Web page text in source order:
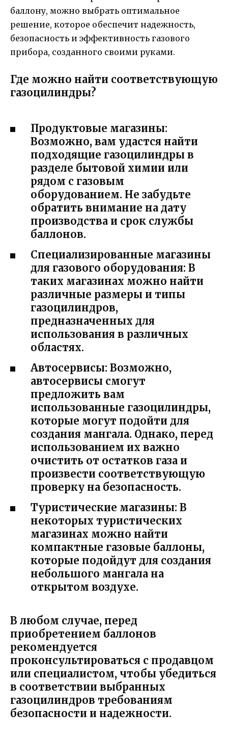
баллону, можно выбрать оптимальное
решение, которое обеспечит надежность,
безопасность и эффективность газового
прибора, созданного своими руками.
Где можно найти соответствующую
газоцилиндры?
Продуктовые магазины:
Возможно, вам удастся найти
подходящие газоцилиндры в
разделе бытовой химии или
рядом с газовым
оборудованием. Не забудьте
обратить внимание на дату
производства и срок службы
баллонов.
Специализированные магазины
для газового оборудования: В
таких магазинах можно найти
различные размеры и типы
газоцилиндров,
предназначенных для
использования в различных
областях.
Автосервисы: Возможно,
автосервисы смогут
предложить вам
использованные газоцилиндры,
которые могут подойти для
создания мангала. Однако, перед
использованием их важно
очистить от остатков газа и
произвести соответствующую
проверку на безопасность.
Туристические магазины: В
некоторых туристических
магазинах можно найти
компактные газовые баллоны,
которые подойдут для создания
небольшого мангала на
открытом воздухе.
В любом случае, перед
приобретением баллонов
рекомендуется
проконсультироваться с продавцом
или специалистом, чтобы убедиться
в соответствии выбранных
газоцилиндров требованиям
безопасности и надежности.